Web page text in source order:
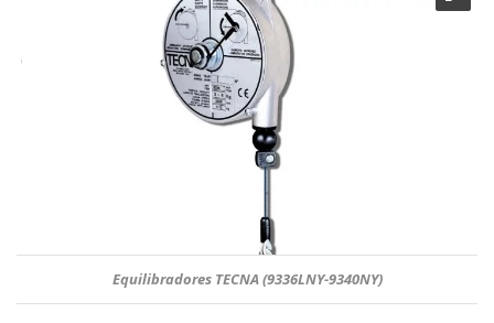
Equilibradores TECNA (9336LNY-9340NY)